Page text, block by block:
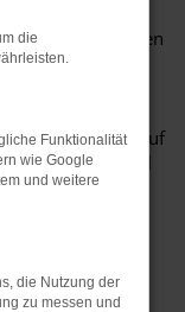
in
sitzen im perfekten
dank der
Motoren
eingerichtet,
für Fahrten auf
vielseitige Modell
Autohaus
Aygo sowohl als
noch etwas
ein
die
Funktionalität
wie Google
und weitere
die Nutzung der
zu messen und